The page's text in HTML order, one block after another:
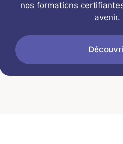
nos formations
avenir.